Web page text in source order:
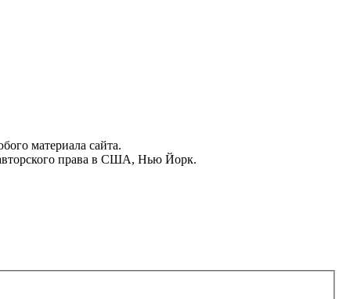
материала сайта.
права в США, Нью Йорк.